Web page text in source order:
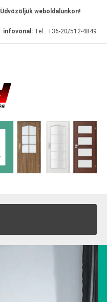
Üdvözöljük weboldalunkon!
infovonal: Tel.: +36-20/512-4849